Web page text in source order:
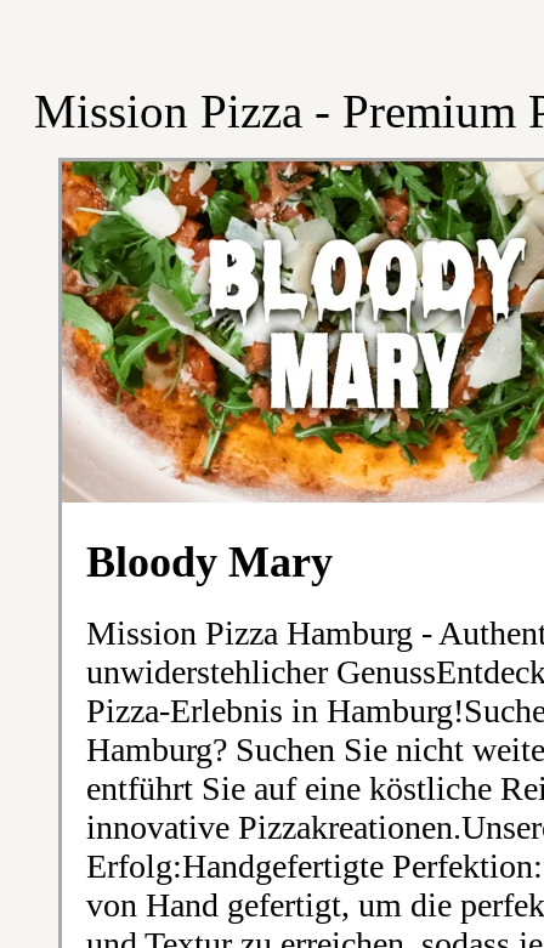
Mission Pizza - Premium
Bloody Mary
Mission Pizza Hamburg -
unwiderstehlicher
Pizza-Erlebnis in
Hamburg? Suchen Sie nicht
entführt Sie auf eine köstliche
innovative
Erfolg:Handgefertigte
von Hand gefertigt, um die